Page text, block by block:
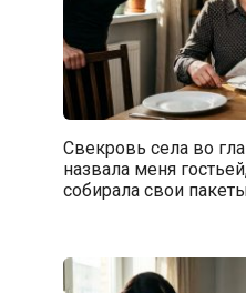
Свекровь села во
назвала меня
собирала свои